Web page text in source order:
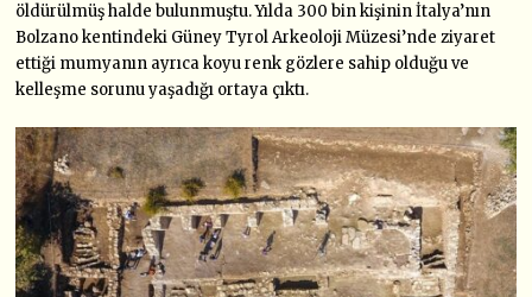
öldürülmüş halde bulunmuştu. Yılda 300 bin kişinin İtalya’nın
Bolzano kentindeki Güney Tyrol Arkeoloji Müzesi’nde ziyaret
ettiği mumyanın ayrıca koyu renk gözlere sahip olduğu ve
kelleşme sorunu yaşadığı ortaya çıktı.